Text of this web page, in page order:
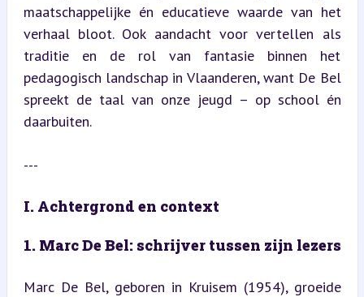
maatschappelijke én educatieve waarde van het
verhaal bloot. Ook aandacht voor vertellen als
traditie en de rol van fantasie binnen het
pedagogisch landschap in Vlaanderen, want De Bel
spreekt de taal van onze jeugd – op school én
daarbuiten.
---
I. Achtergrond en context
1. Marc De Bel: schrijver tussen zijn lezers
Marc De Bel, geboren in Kruisem (1954), groeide